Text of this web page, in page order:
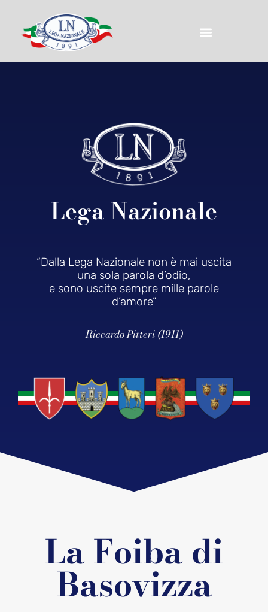
Lega Nazionale
“Dalla Lega Nazionale non è mai uscita
una sola parola d’odio,
e sono uscite sempre mille parole
d’amore”
Riccardo Pitteri (1911)
La Foiba di
Basovizza